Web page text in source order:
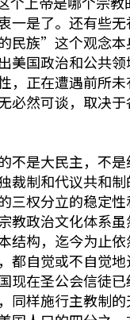
一是了。还有些
民族”这个观念
美国政治和公共
，正在遭遇前所
必然可谈，取决
不是大民主，不
裁制和代议共和
三权分立的稳定
教政治文化体系
结构，迄今为止
都自觉或不自觉
现在圣公会信徒
同样施行主教制